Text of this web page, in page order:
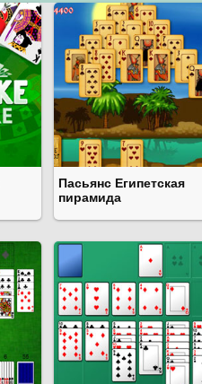
Пасьянс Египетская
пирамида